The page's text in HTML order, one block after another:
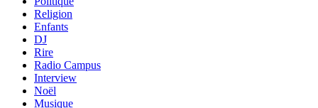
Religion
Enfants
DJ
Rire
Radio Campus
Interview
Noël
Musique